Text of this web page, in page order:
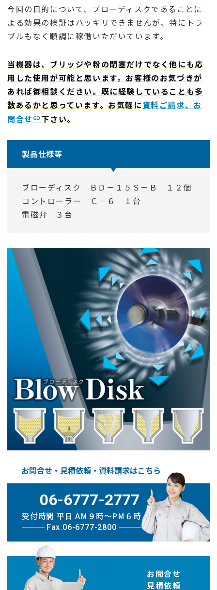
今回の目的について、ブローディスクであることに
よる効果の検証はハッキリできませんが、特にトラ
ブルもなく順調に稼働いただいています。
当機器は、ブリッジや粉の閉塞だけでなく他にも応
用した使用が可能と思います。お客様のお気づきが
あれば御相談ください。既に経験していることも多
数あるかと思っています。お気軽に資料ご請求、お
問合せ
下さい。
製品仕様等
ブローディスク ＢＤ－１５Ｓ－Ｂ １２個
コントローラー Ｃ－６ １台
電磁弁 ３台
お問合せ・見積依頼・資料請求はこちら
06-6777-2777
受付時間 平日 AM９時〜PM６時
Fax.06-6777-2800
お問合せ
見積依頼